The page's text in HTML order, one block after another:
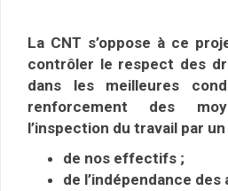
La CNT s’oppose à ce
contrôler le respect des
dans les meilleures
renforcement des
l’inspection du travail par
de nos effectifs ;
de l’indépendance